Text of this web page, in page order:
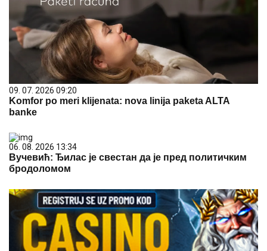
09. 07. 2026 09:20
Komfor po meri klijenata: nova linija paketa ALTA
banke
06. 08. 2026 13:34
Вучевић: Ђилас је свестан да је пред политичким
бродоломом